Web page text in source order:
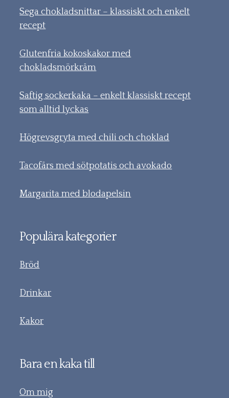
Sega chokladsnittar – klassiskt och enkelt
recept
Glutenfria kokoskakor med
chokladsmörkräm
Saftig sockerkaka – enkelt klassiskt recept
som alltid lyckas
Högrevsgryta med chili och choklad
Tacofärs med sötpotatis och avokado
Margarita med blodapelsin
Populära kategorier
Bröd
Drinkar
Kakor
Bara en kaka till
Om mig